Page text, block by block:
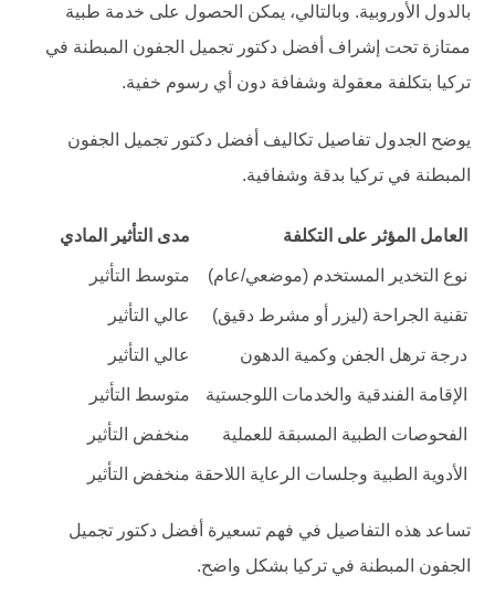
بالدول الأوروبية. وبالتالي، يمكن الحصول على خدمة طبية
ممتازة تحت إشراف أفضل دكتور تجميل الجفون المبطنة في
تركيا بتكلفة معقولة وشفافة دون أي رسوم خفية.
يوضح الجدول تفاصيل تكاليف أفضل دكتور تجميل الجفون
المبطنة في تركيا بدقة وشفافية.
العامل المؤثر على التكلفة مدى التأثير المادي
نوع التخدير المستخدم (موضعي/عام) متوسط التأثير
تقنية الجراحة (ليزر أو مشرط دقيق) عالي التأثير
درجة ترهل الجفن وكمية الدهون عالي التأثير
الإقامة الفندقية والخدمات اللوجستية متوسط التأثير
الفحوصات الطبية المسبقة للعملية منخفض التأثير
الأدوية الطبية وجلسات الرعاية اللاحقة منخفض التأثير
تساعد هذه التفاصيل في فهم تسعيرة أفضل دكتور تجميل
الجفون المبطنة في تركيا بشكل واضح.